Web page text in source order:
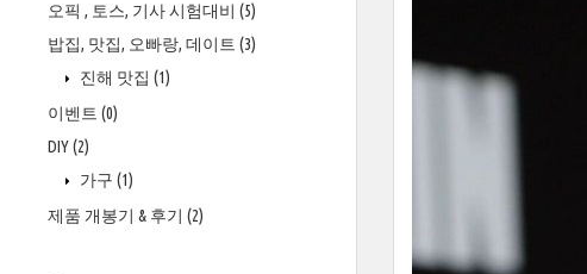
오픽 , 토스, 기사 시험대비 (5)
밥집, 맛집, 오빠랑, 데이트 (3)
진해 맛집 (1)
이벤트 (0)
DIY(2)
가구 (1)
제품 개봉기 & 후기 (2)